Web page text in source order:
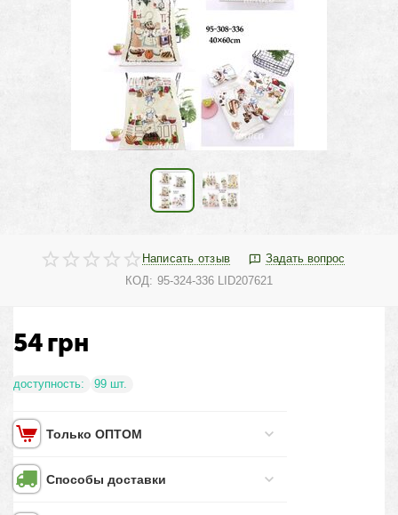
Написать отзыв
Задать вопрос
КОД: 95-324-336 LID207621
54грн
доступность: 99 шт.
Только ОПТОМ
Способы доставки